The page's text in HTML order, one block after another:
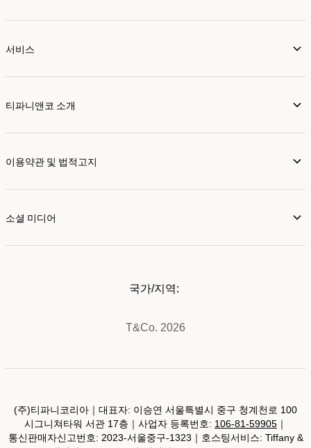
서비스
티파니앤코 소개
이용약관 및 법적고지
소셜 미디어
T&Co. 2026
국가/지역:
(주)티파니코리아｜대표자: 이승연 서울특별시 중구 청계천로 100
시그니쳐타워 서관 17층｜사업자 등록번호: 106-81-59905 ｜
통신판매자신고번호: 2023-서울중구-1323｜호스팅서비스: Tiffany &